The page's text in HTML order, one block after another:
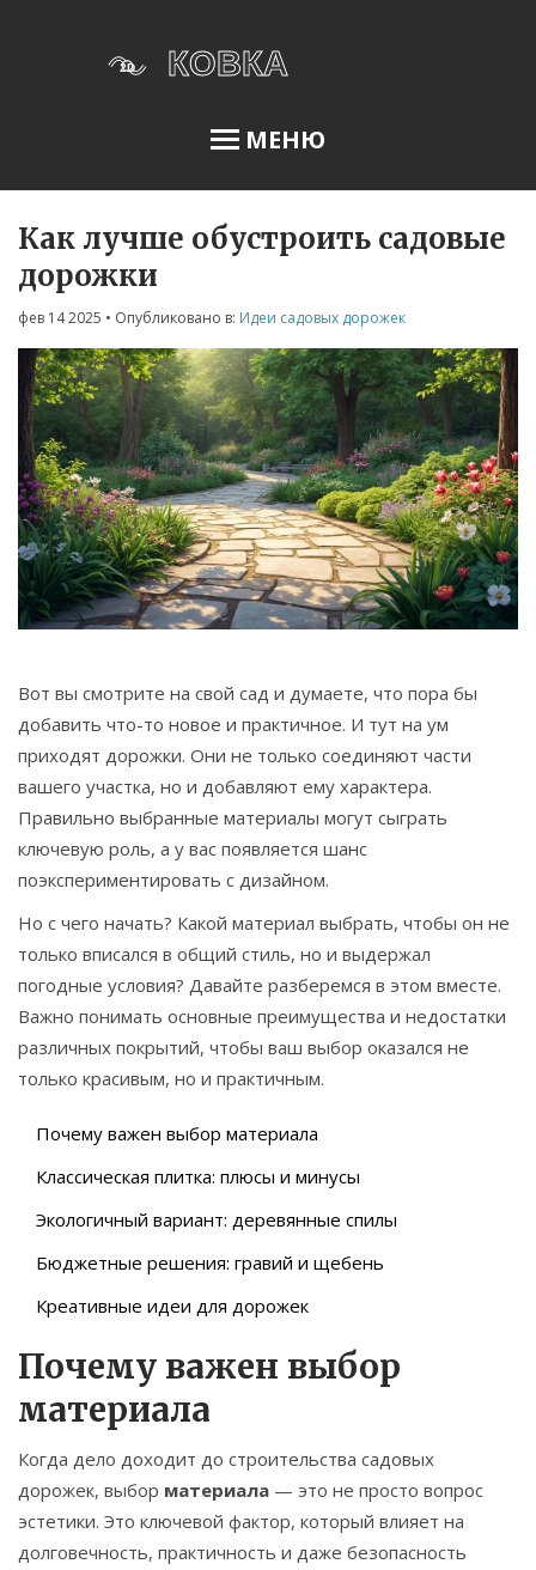
МЕНЮ
Освещение сада
Меню
О нас
Условия использования
Политика конфиденциальности
ФЗ-152
Связаться
© 2026. Все права защищены.
Как лучше обустроить садовые
дорожки
фев 14 2025 • Опубликовано в: Идеи садовых дорожек
Вот вы смотрите на свой сад и думаете, что пора бы
добавить что-то новое и практичное. И тут на ум
приходят дорожки. Они не только соединяют части
вашего участка, но и добавляют ему характера.
Правильно выбранные материалы могут сыграть
ключевую роль, а у вас появляется шанс
поэкспериментировать с дизайном.
Но с чего начать? Какой материал выбрать, чтобы он не
только вписался в общий стиль, но и выдержал
погодные условия? Давайте разберемся в этом вместе.
Важно понимать основные преимущества и недостатки
различных покрытий, чтобы ваш выбор оказался не
только красивым, но и практичным.
Почему важен выбор материала
Классическая плитка: плюсы и минусы
Экологичный вариант: деревянные спилы
Бюджетные решения: гравий и щебень
Креативные идеи для дорожек
Почему важен выбор
материала
Когда дело доходит до строительства садовых
дорожек, выбор материала — это не просто вопрос
эстетики. Это ключевой фактор, который влияет на
долговечность, практичность и даже безопасность